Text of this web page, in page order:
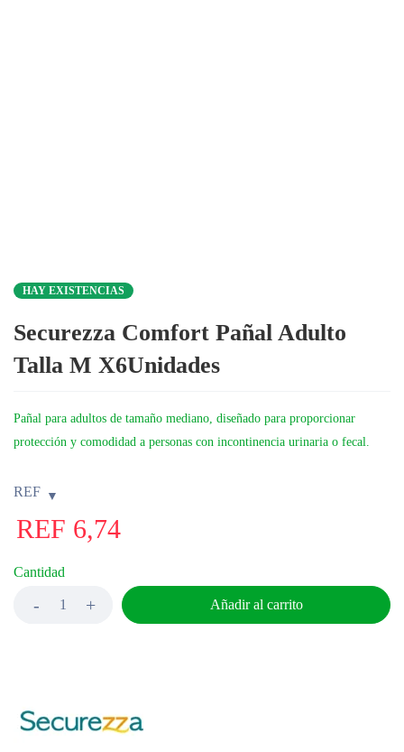
HAY EXISTENCIAS
Securezza Comfort Pañal Adulto
Talla M X6Unidades
Pañal para adultos de tamaño mediano, diseñado para proporcionar
protección y comodidad a personas con incontinencia urinaria o fecal.
REF
REF 6,74
Cantidad
Añadir al carrito